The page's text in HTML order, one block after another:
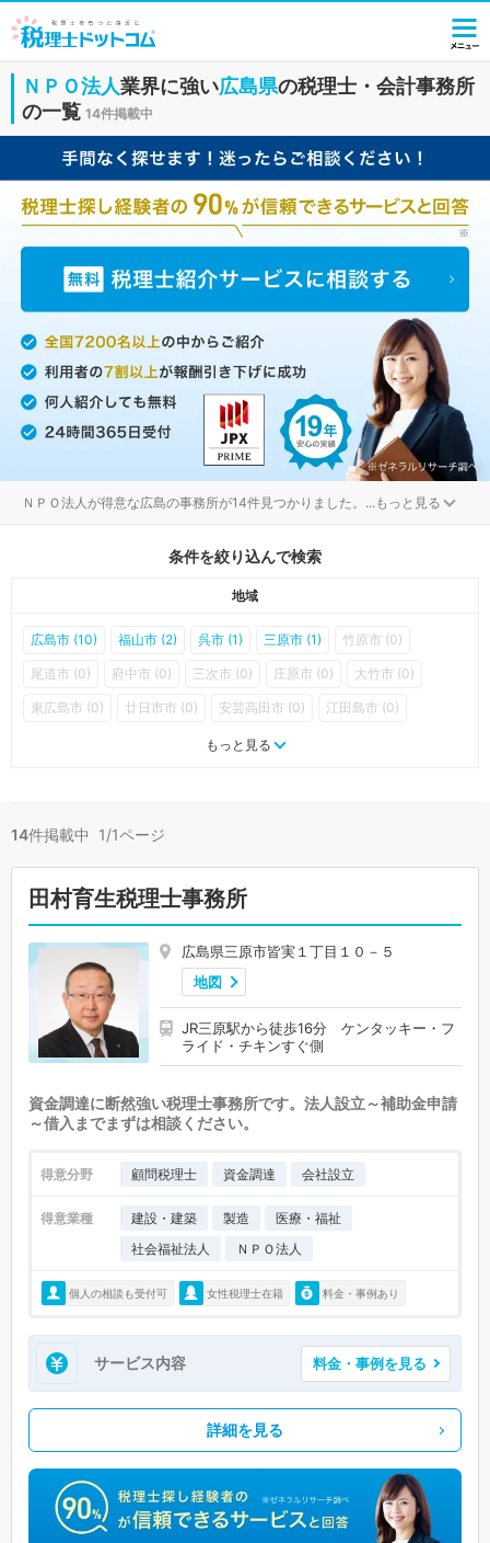
ＮＰＯ法人業界に強い広島県の税理士・会計事務所
の一覧 14件掲載中
ＮＰＯ法人が得意な広島の事務所が14件見つかりました。 ...もっと見る
条件を絞り込んで検索
地域
広島市 (10) 福山市 (2) 呉市 (1) 三原市 (1) 竹原市 (0)
尾道市 (0) 府中市 (0) 三次市 (0) 庄原市 (0) 大竹市 (0)
東広島市 (0) 廿日市市 (0) 安芸高田市 (0) 江田島市 (0)
熊野町 (0) 坂町 (0)
もっと見る
14件掲載中 1/1ページ
田村育生税理士事務所
広島県三原市皆実１丁目１０－５
地図
JR三原駅から徒歩16分 ケンタッキー・フ
ライド・チキンすぐ側
資金調達に断然強い税理士事務所です。法人設立～補助金申請
～借入までまずは相談ください。
得意分野 顧問税理士 資金調達 会社設立
得意業種 建設・建築 製造
医療・福祉
社会福祉法人
ＮＰＯ法人
個人の相談も受付可 女性税理士在籍 料金・事例あり
サービス内容 料金・事例を見る
詳細を見る